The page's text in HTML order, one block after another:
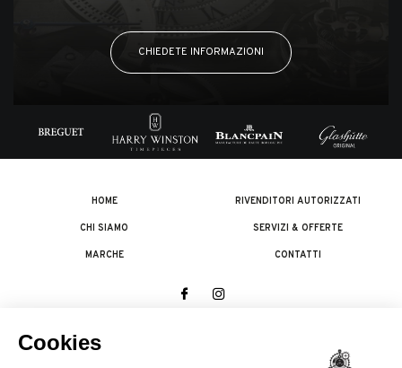
CHIEDETE INFORMAZIONI
HOME
CHI SIAMO
MARCHE
RIVENDITORI AUTORIZZATI
SERVIZI & OFFERTE
CONTATTI